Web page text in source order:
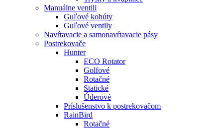
Manuálne ventili
Guľové kohúty
Guľové ventily
Navŕtavacie a samonavŕtavacie pásy
Postrekovače
Hunter
ECO Rotator
Golfové
Rotačné
Statické
Úderové
Príslušenstvo k postrekovačom
RainBird
Rotačné